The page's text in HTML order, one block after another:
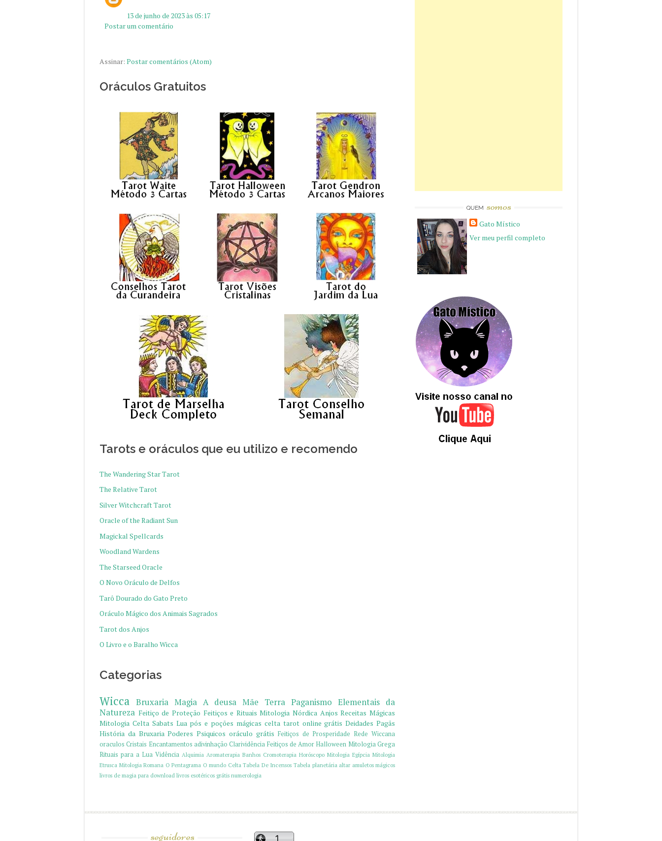
13 de junho de 2023 às 05:17
Postar um comentário
Assinar: Postar comentários (Atom)
Oráculos Gratuitos
Tarots e oráculos que eu utilizo e recomendo
The Wandering Star Tarot
The Relative Tarot
Silver Witchcraft Tarot
Oracle of the Radiant Sun
Magickal Spellcards
Woodland Wardens
The Starseed Oracle
O Novo Oráculo de Delfos
Tarô Dourado do Gato Preto
Oráculo Mágico dos Animais Sagrados
Tarot dos Anjos
O Livro e o Baralho Wicca
Categorias
Wicca
Bruxaria Magia A deusa Mãe Terra Paganismo Elementais da
Natureza Feitiço de Proteção Feitiços e Rituais Mitologia Nórdica Anjos Receitas Mágicas
Mitologia Celta Sabats Lua pós e poções mágicas celta tarot online grátis Deidades Pagãs
História da Bruxaria Poderes Psiquicos oráculo grátis Feitiços de Prosperidade Rede Wiccana
oraculos Cristais Encantamentos adivinhação Clarividência Feitiços de Amor Halloween Mitologia Grega
Rituais para a Lua Vidência Alquimia Aromaterapia Banhos Cromoterapia Horóscopo Mitologia Egípcia Mitologia
Etrusca Mitologia Romana O Pentagrama O mundo Celta Tabela De Incensos Tabela planetária altar amuletos mágicos
livros de magia para download livros esotéricos grátis numerologia
QUEM somos
Gato Místico
Ver meu perfil completo
seguidores